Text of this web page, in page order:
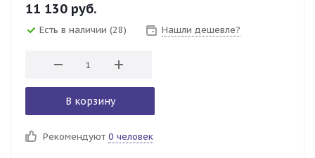
11 130 руб.
Есть в наличии (28) Нашли дешевле?
В корзину
Рекомендуют 0 человек